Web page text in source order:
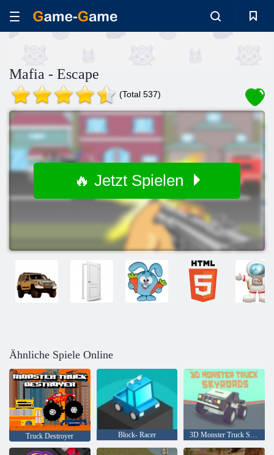
Mafia - Escape
(Total 537)
🔥 Jetzt Spielen
Ähnliche Spiele Online
Truck Destroyer Block- Racer 3D Monster Truck Skyroads